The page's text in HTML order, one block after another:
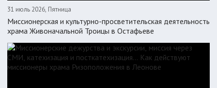
31 июль 2026, Пятница
Миссионерская и культурно-просветительская деятельность
храма Живоначальной Троицы в Остафьеве